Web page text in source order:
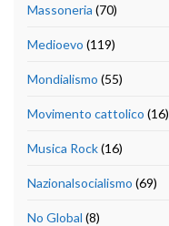
Massoneria (70)
Medioevo (119)
Mondialismo (55)
Movimento cattolico (16)
Musica Rock(16)
Nazionalsocialismo (69)
No Global (8)